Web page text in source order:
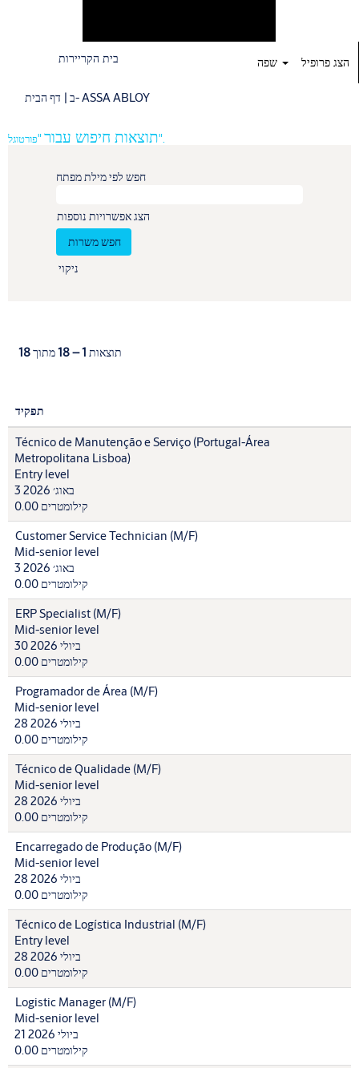
בית הקריירות הצג פרופיל
דף הבית | ב- ASSA ABLOY(דף
תוצאות חיפוש עבור"פורטוגל".
חפש לפי מילת מפתח
הצג אפשרויות נוספות
ניקוי
תוצאות 1 – 18 מתוך18
תפקיד
Técnico de Manutenção e Serviço (Portugal-Área
Metropolitana Lisboa)
Entry level
3 באוג׳ 2026
0.00 קילומטרים
Customer Service Technician (M/F)
Mid-senior level
3 באוג׳ 2026
0.00 קילומטרים
ERP Specialist (M/F)
Mid-senior level
30 ביולי 2026
0.00 קילומטרים
Programador de Área (M/F)
Mid-senior level
28 ביולי 2026
0.00 קילומטרים
Técnico de Qualidade (M/F)
Mid-senior level
28 ביולי 2026
0.00 קילומטרים
Encarregado de Produção (M/F)
Mid-senior level
28 ביולי 2026
0.00 קילומטרים
Técnico de Logística Industrial (M/F)
Entry level
28 ביולי 2026
0.00 קילומטרים
Logistic Manager (M/F)
Mid-senior level
21 ביולי 2026
0.00 קילומטרים